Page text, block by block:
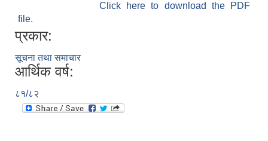
Click here to download the PDF
file.
प्रकार:
सूचना तथा समाचार
आर्थिक वर्ष:
८१/८२